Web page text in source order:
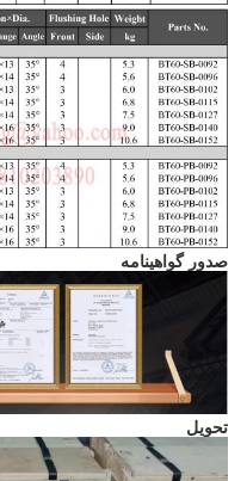
صدور گواهینامه
تحویل